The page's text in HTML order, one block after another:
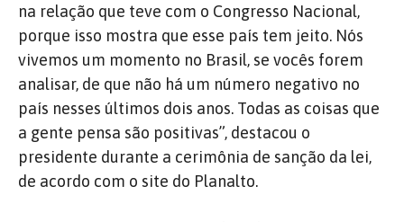
na relação que teve com o Congresso Nacional,
porque isso mostra que esse país tem jeito. Nós
vivemos um momento no Brasil, se vocês forem
analisar, de que não há um número negativo no
país nesses últimos dois anos. Todas as coisas que
a gente pensa são positivas”, destacou o
presidente durante a cerimônia de sanção da lei,
de acordo com o site do Planalto.